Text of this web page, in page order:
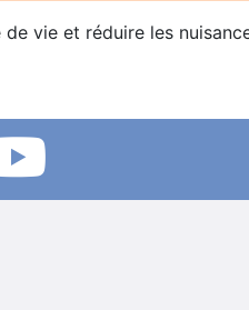
vie et réduire les